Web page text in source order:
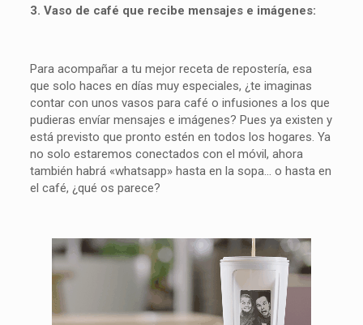
3. Vaso de café que recibe mensajes e imágenes:
Para acompañar a tu mejor receta de repostería, esa
que solo haces en días muy especiales, ¿te imaginas
contar con unos vasos para café o infusiones a los que
pudieras envíar mensajes e imágenes? Pues ya existen y
está previsto que pronto estén en todos los hogares. Ya
no solo estaremos conectados con el móvil, ahora
también habrá «whatsapp» hasta en la sopa… o hasta en
el café, ¿qué os parece?